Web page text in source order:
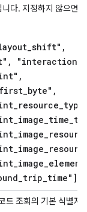
다. 지정하지 않으면
드 조회의 기본 식별자